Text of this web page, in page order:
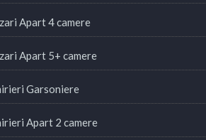
Apart 4 camere
Apart 5+ camere
Garsoniere
Apart 2 camere